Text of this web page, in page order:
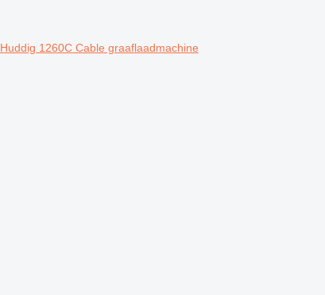
Huddig 1260C Cable graaflaadmachine